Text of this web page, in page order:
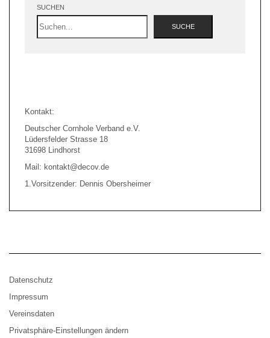
SUCHEN
SUCHE
Kontakt:
Deutscher Cornhole Verband e.V.
Lüdersfelder Strasse 18
31698 Lindhorst
Mail: kontakt@decov.de
1.Vorsitzender: Dennis Obersheimer
Datenschutz
Impressum
Vereinsdaten
Privatsphäre-Einstellungen ändern